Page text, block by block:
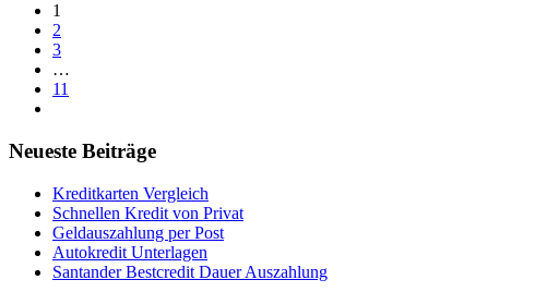
1
2
3
…
11
Neueste Beiträge
Kreditkarten Vergleich
Schnellen Kredit von Privat
Geldauszahlung per Post
Autokredit Unterlagen
Santander Bestcredit Dauer Auszahlung